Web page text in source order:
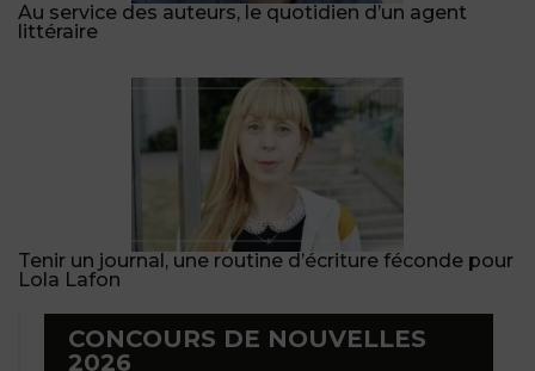
Au service des auteurs, le quotidien d’un agent
littéraire
Tenir un journal, une routine d’écriture féconde pour
Lola Lafon
CONCOURS DE NOUVELLES
2026